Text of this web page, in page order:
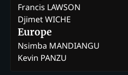
Francis LAWSON
Djimet WICHE
Europe
Nsimba MANDIANGU
Kevin PANZU